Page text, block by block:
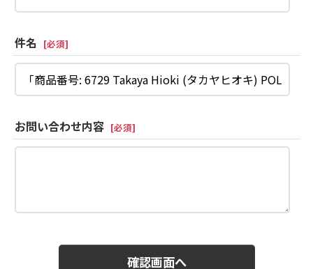
件名 [必須]
お問い合わせ内容 [必須]
確認画面へ